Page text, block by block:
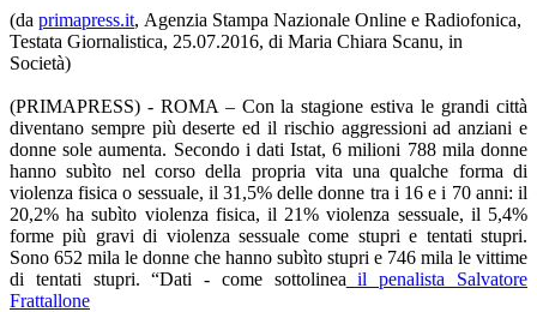
(da primapress.it, Agenzia Stampa Nazionale Online e Radiofonica,
Testata Giornalistica, 25.07.2016, di Maria Chiara Scanu, in
Società)
(PRIMAPRESS) - ROMA – Con la stagione estiva le grandi città
diventano sempre più deserte ed il rischio aggressioni ad anziani e
donne sole aumenta. Secondo i dati Istat, 6 milioni 788 mila donne
hanno subìto nel corso della propria vita una qualche forma di
violenza fisica o sessuale, il 31,5% delle donne tra i 16 e i 70 anni: il
20,2% ha subìto violenza fisica, il 21% violenza sessuale, il 5,4%
forme più gravi di violenza sessuale come stupri e tentati stupri.
Sono 652 mila le donne che hanno subìto stupri e 746 mila le vittime
di tentati stupri. “Dati - come sottolinea il penalista Salvatore
Frattallone